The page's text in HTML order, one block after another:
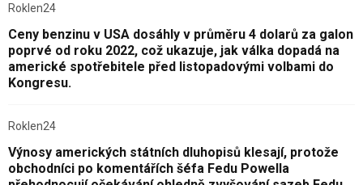
Roklen24
Ceny benzinu v USA dosáhly v průměru 4 dolarů za galon
poprvé od roku 2022, což ukazuje, jak válka dopadá na
americké spotřebitele před listopadovými volbami do
Kongresu.
Roklen24
Výnosy amerických státních dluhopisů klesají, protože
obchodníci po komentářích šéfa Fedu Powella